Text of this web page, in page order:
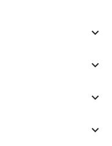
keyboard_arrow_down
keyboard_arrow_down
keyboard_arrow_down
keyboard_arrow_down